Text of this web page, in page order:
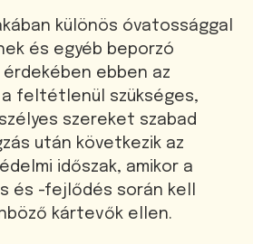
különös óvatossággal
és egyéb beporzó
ebben az
a feltétlenül szükséges,
szereket szabad
után következik az
időszak, amikor a
és -fejlődés során kell
kártevők ellen.